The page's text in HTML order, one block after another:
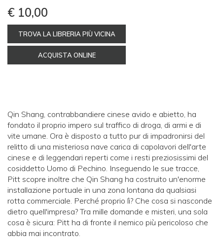
€ 10,00
TROVA LA LIBRERIA PIÙ VICINA
ACQUISTA ONLINE
Qin Shang, contrabbandiere cinese avido e abietto, ha
fondato il proprio impero sul traffico di droga, di armi e di
vite umane. Ora è disposto a tutto pur di impadronirsi del
relitto di una misteriosa nave carica di capolavori dell'arte
cinese e di leggendari reperti come i resti preziosissimi del
cosiddetto Uomo di Pechino. Inseguendo le sue tracce,
Pitt scopre inoltre che Qin Shang ha costruito un'enorme
installazione portuale in una zona lontana da qualsiasi
rotta commerciale. Perché proprio lì? Che cosa si nasconde
dietro quell'impresa? Tra mille domande e misteri, una sola
cosa è sicura: Pitt ha di fronte il nemico più pericoloso che
abbia mai incontrato.